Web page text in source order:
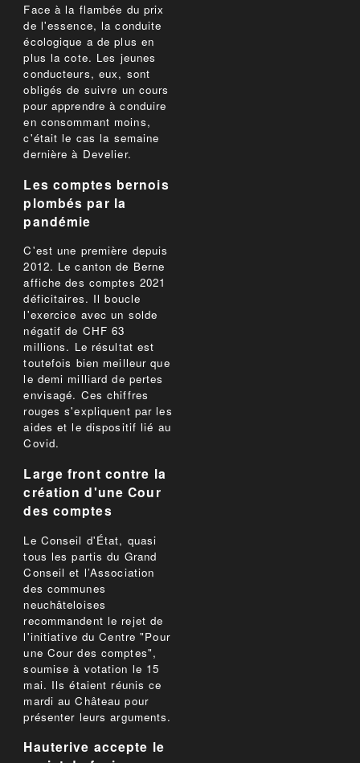
Face à la flambée du prix
de l'essence, la conduite
écologique a de plus en
plus la cote. Les jeunes
conducteurs, eux, sont
obligés de suivre un cours
pour apprendre à conduire
en consommant moins,
c'était le cas la semaine
dernière à Develier.
Les comptes bernois
plombés par la
pandémie
C'est une première depuis
2012. Le canton de Berne
affiche des comptes 2021
déficitaires. Il boucle
l'exercice avec un solde
négatif de CHF 63
millions. Le résultat est
toutefois bien meilleur que
le demi milliard de pertes
envisagé. Ces chiffres
rouges s'expliquent par les
aides et le dispositif lié au
Covid.
Large front contre la
création d'une Cour
des comptes
Le Conseil d'État, quasi
tous les partis du Grand
Conseil et l’Association
des communes
neuchâteloises
recommandent le rejet de
l'initiative du Centre "Pour
une Cour des comptes",
soumise à votation le 15
mai. Ils étaient réunis ce
mardi au Château pour
présenter leurs arguments.
Hauterive accepte le